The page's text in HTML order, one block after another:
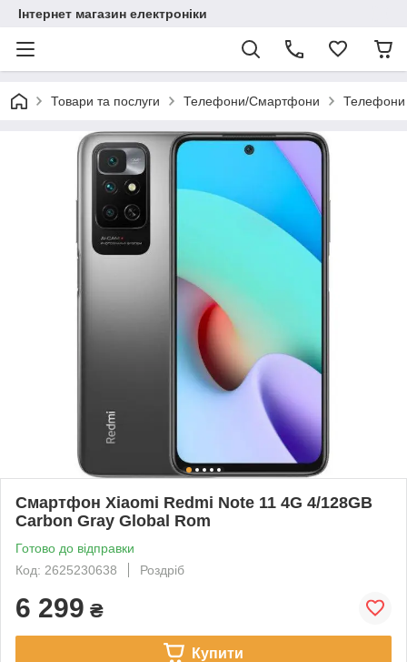
Інтернет магазин електроніки
Товари та послуги Телефони/Смартфони
Смартфон Xiaomi Redmi Note 11 4G 4/128GB
Carbon Gray Global Rom
Готово до відправки
Код: 2625230638
Роздріб
6 299 ₴
Купити